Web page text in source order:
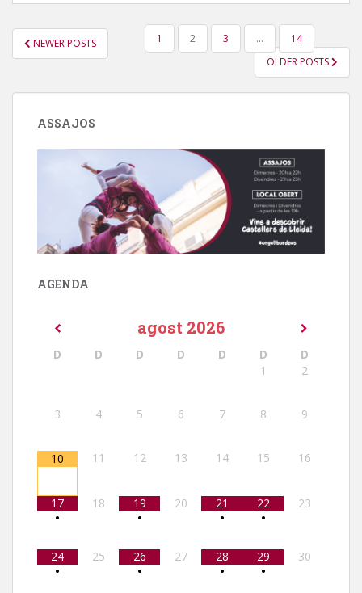
PAGINACIÓ
DE
ENTRADES
NEWER POSTS 1 2 3 …
14
OLDER POSTS
ASSAJOS
AGENDA
agost 2026
D D D D D D
D
1
2
3 4 5 6 7 8 9
10 11 12 13 14 15 16
17
•
18
19
•
20
21
•
22
•
23
24
•
25
26
•
27
28
•
29
•
30